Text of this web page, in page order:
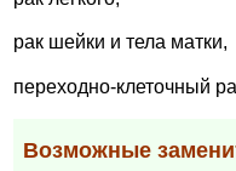
рак шейки и тела матки,
переходно-клеточный
Возможные